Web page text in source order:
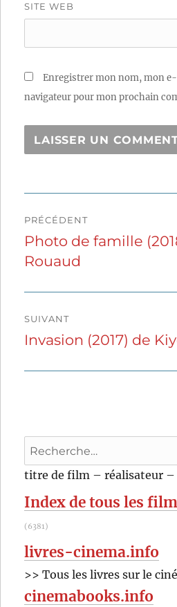
SITE WEB
Enregistrer mon nom, mon
navigateur pour mon prochain
de
l’article
PRÉCÉDENT
Publication
précédente :
Photo de famille
Rouaud
SUIVANT
Publication
Invasion (2017) de
Recherche
pour
titre de film – réalisateur –
Index de tous les
(6381)
livres-cinema.info
>> Tous les livres sur le
cinemabooks.info